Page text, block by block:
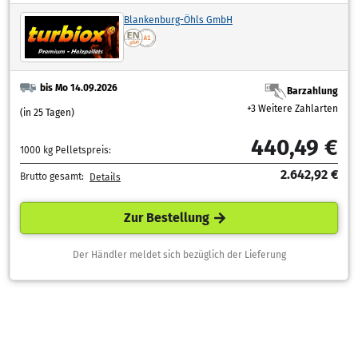
Blankenburg-Öhls GmbH
bis Mo 14.09.2026
(in 25 Tagen)
Barzahlung
+3 Weitere Zahlarten
1000 kg Pelletspreis: 440,49 €
Brutto gesamt: Details 2.642,92 €
Zur Bestellung
Der Händler meldet sich bezüglich der Lieferung